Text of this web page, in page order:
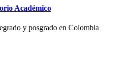
Académico
y posgrado en Colombia